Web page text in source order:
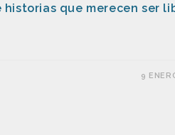
que merecen ser
9